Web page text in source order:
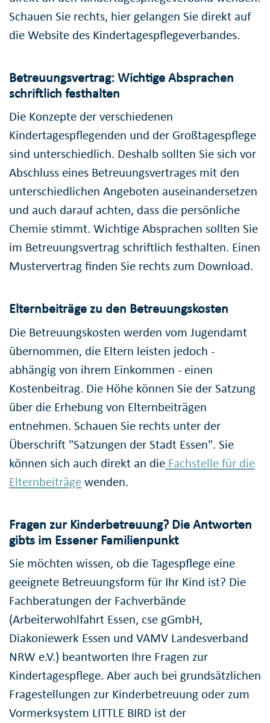
Schauen Sie rechts, hier gelangen Sie direkt auf
die Website des Kindertagespflegeverbandes.
Betreuungsvertrag: Wichtige Absprachen
schriftlich festhalten
Die Konzepte der verschiedenen
Kindertagespflegenden und der Großtagespflege
sind unterschiedlich. Deshalb sollten Sie sich vor
Abschluss eines Betreuungsvertrages mit den
unterschiedlichen Angeboten auseinandersetzen
und auch darauf achten, dass die persönliche
Chemie stimmt. Wichtige Absprachen sollten Sie
im Betreuungsvertrag schriftlich festhalten. Einen
Mustervertrag finden Sie rechts zum Download.
Elternbeiträge zu den Betreuungskosten
Die Betreuungskosten werden vom Jugendamt
übernommen, die Eltern leisten jedoch -
abhängig von ihrem Einkommen - einen
Kostenbeitrag. Die Höhe können Sie der Satzung
über die Erhebung von Elternbeiträgen
entnehmen. Schauen Sie rechts unter der
Überschrift "Satzungen der Stadt Essen". Sie
können sich auch direkt an die Fachstelle für die
Elternbeiträgewenden.
Fragen zur Kinderbetreuung? Die Antworten
gibts im Essener Familienpunkt
Sie möchten wissen, ob die Tagespflege eine
geeignete Betreuungsform für Ihr Kind ist? Die
Fachberatungen der Fachverbände
(Arbeiterwohlfahrt Essen, cse gGmbH,
Diakoniewerk Essen und VAMV Landesverband
NRW e.V.) beantworten Ihre Fragen zur
Kindertagespflege. Aber auch bei grundsätzlichen
Fragestellungen zur Kinderbetreuung oder zum
Vormerksystem LITTLE BIRD ist der